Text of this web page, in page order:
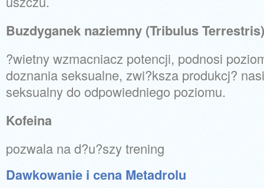
Buzdyganek naziemny (Tribulus Terrestris)
?wietny wzmacniacz potencji, podnosi
doznania seksualne, zwi?ksza produkcj?
seksualny do odpowiedniego poziomu.
Kofeina
pozwala na d?u?szy trening
Dawkowanie i cena Metadrolu